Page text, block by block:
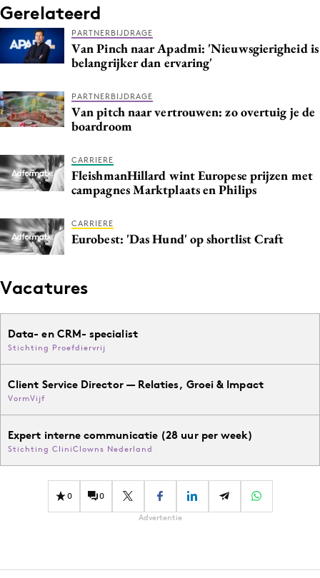
Gerelateerd
PARTNERBIJDRAGE
Van Pinch naar Apadmi: 'Nieuwsgierigheid is
belangrijker dan ervaring'
PARTNERBIJDRAGE
Van pitch naar vertrouwen: zo overtuig je de
boardroom
CARRIERE
FleishmanHillard wint Europese prijzen met
campagnes Marktplaats en Philips
CARRIERE
Eurobest: 'Das Hund' op shortlist Craft
Vacatures
Data- en CRM- specialist
Stichting Proefdiervrij
Client Service Director — Relaties, Groei & Impact
VormVijf
Expert interne communicatie (28 uur per week)
Stichting CliniClowns Nederland
0 0
Advertentie